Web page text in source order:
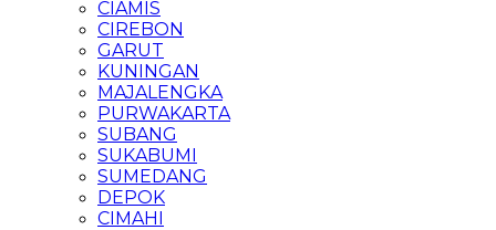
CIAMIS
CIREBON
GARUT
KUNINGAN
MAJALENGKA
PURWAKARTA
SUBANG
SUKABUMI
SUMEDANG
DEPOK
CIMAHI